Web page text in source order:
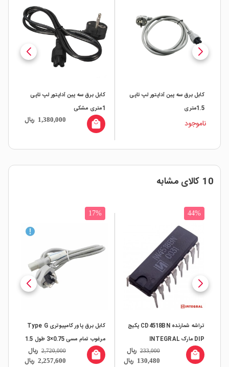
کابل برق سه پین آداپتور لپ تاپی
1.5متری
ناموجود
کابل برق سه پین آداپتور لپ تاپی
1متری مشکی
1,380,000 ریال local_mall
10 کالای مشابه
44%
تراشه شمارنده CD4518BN پکیج
DIP مارک INTEGRAL
130,480 ریال
233,000 ریال local_mall
17%
کابل برق پاور کامپیوتری Type G
مرغوب تمام مسی 0.75×3 طول 1.5
متر کار کرده
2,257,600 ریال
2,720,000 ریال local_mall